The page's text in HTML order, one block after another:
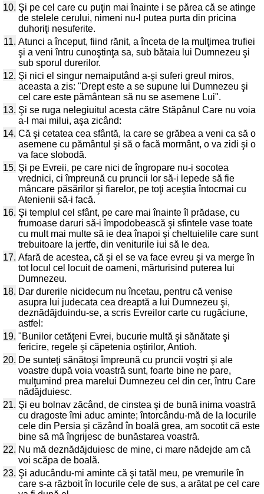
10. Şi pe cel care cu puţin mai înainte i se părea că se atinge
de stelele cerului, nimeni nu-l putea purta din pricina
duhoriţi nesuferite.
11. Atunci a început, fiind rănit, a înceta de la mulţimea trufiei
şi a veni întru cunoştinţa sa, sub bătaia lui Dumnezeu şi
sub sporul durerilor.
12. Şi nici el singur nemaiputând a-şi suferi greul miros,
aceasta a zis: "Drept este a se supune lui Dumnezeu şi
cel care este pământean să nu se asemene Lui".
13. Şi se ruga nelegiuitul acesta către Stăpânul Care nu voia
a-l mai milui, aşa zicând:
14. Că şi cetatea cea sfântă, la care se grăbea a veni ca să o
asemene cu pământul şi să o facă mormânt, o va zidi şi o
va face slobodă.
15. Şi pe Evreii, pe care nici de îngropare nu-i socotea
vrednici, ci împreună cu pruncii lor să-i lepede să fie
mâncare păsărilor şi fiarelor, pe toţi aceştia întocmai cu
Atenienii să-i facă.
16. Şi templul cel sfânt, pe care mai înainte îl prădase, cu
frumoase daruri să-i împodobească şi sfintele vase toate
cu mult mai multe să ie dea înapoi şi cheltuielile care sunt
trebuitoare la jertfe, din veniturile iui să le dea.
17. Afară de acestea, că şi el se va face evreu şi va merge în
tot locul cel locuit de oameni, mărturisind puterea lui
Dumnezeu.
18. Dar durerile nicidecum nu încetau, pentru că venise
asupra lui judecata cea dreaptă a lui Dumnezeu şi,
deznădăjduindu-se, a scris Evreilor carte cu rugăciune,
astfel:
19. "Bunilor cetăţeni Evrei, bucurie multă şi sănătate şi
fericire, regele şi căpetenia oştirilor, Antioh.
20. De sunteţi sănătoşi împreună cu pruncii voştri şi ale
voastre după voia voastră sunt, foarte bine ne pare,
mulţumind prea marelui Dumnezeu cel din cer, întru Care
nădăjduiesc.
21. Şi eu bolnav zăcând, de cinstea şi de bună inima voastră
cu dragoste îmi aduc aminte; întorcându-mă de la locurile
cele din Persia şi căzând în boală grea, am socotit că este
bine să mă îngrijesc de bunăstarea voastră.
22. Nu mă deznădăjduiesc de mine, ci mare nădejde am că
voi scăpa de boală.
23. Şi aducându-mi aminte că şi tatăl meu, pe vremurile în
care s-a războit în locurile cele de sus, a arătat pe cel care